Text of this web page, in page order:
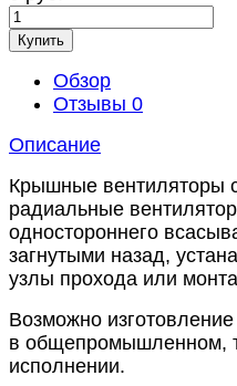
Купить
Обзор
Отзывы 0
Описание
Крышные вентиляторы
радиальные
одностороннего
загнутыми назад,
узлы прохода или
Возможно
в общепромышленном,
исполнении.